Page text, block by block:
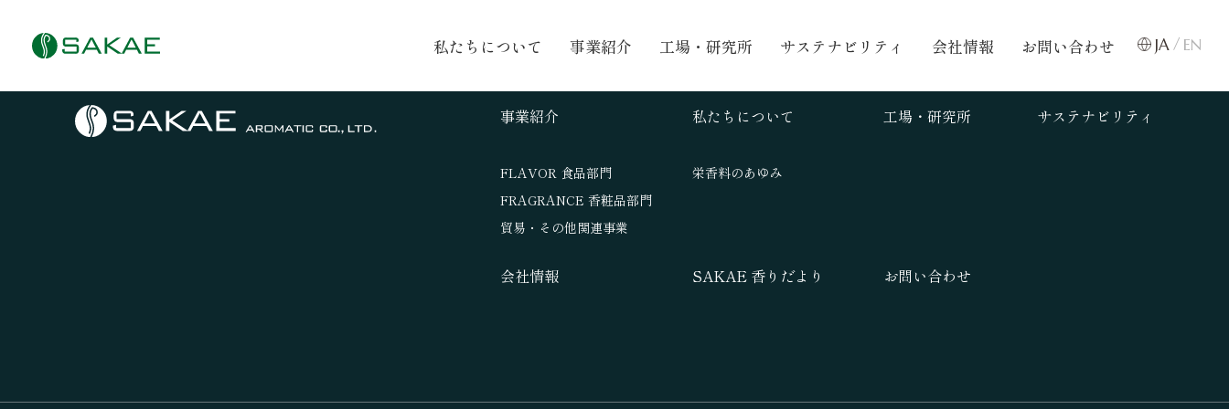
私たちについて 事業紹介 工場・研究所 サステナビリティ 会社情報 お問い合わせ
事業紹介
FLAVOR 食品部門
FRAGRANCE 香粧品部門
貿易・その他関連事業
会社情報
私たちについて
栄香料のあゆみ
SAKAE 香りだより
工場・研究所
お問い合わせ
サステナビリティ
EN
JA